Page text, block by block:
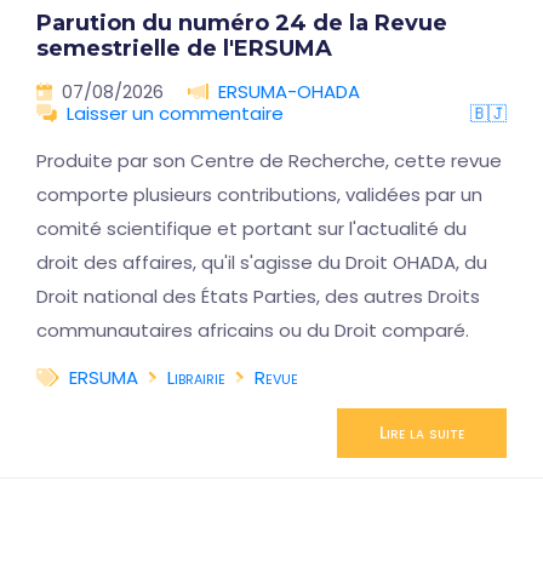
Parution du numéro 24 de la Revue
semestrielle de l'ERSUMA
07/08/2026
ERSUMA-OHADA
Laisser un commentaire
🇧🇯
Produite par son Centre de Recherche, cette revue
comporte plusieurs contributions, validées par un
comité scientifique et portant sur l'actualité du
droit des affaires, qu'il s'agisse du Droit OHADA, du
Droit national des États Parties, des autres Droits
communautaires africains ou du Droit comparé.
ERSUMA
Librairie Revue
Lire la suite